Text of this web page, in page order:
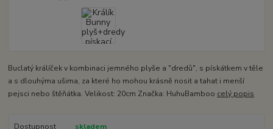
Buclatý králíček v kombinaci jemného plyše a "dredů", s pískátkem v těle
a s dlouhýma ušima, za které ho mohou krásně nosit a tahat i menší
pejsci nebo štěňátka. Velikost: 20cm Značka: HuhuBamboo celý popis
Dostupnost skladem